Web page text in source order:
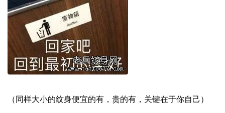
（同样大小的纹身便宜的有，贵的有，关键在于你自己）